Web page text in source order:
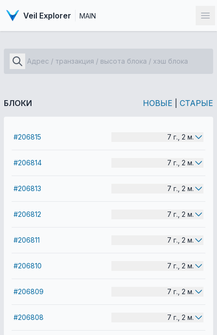
Veil Explorer MAIN
БЛОКИ НОВЫЕ СТАРЫЕ
#206815 7 г., 2 м.
#206814 7 г., 2 м.
#206813 7 г., 2 м.
#206812 7 г., 2 м.
#206811 7 г., 2 м.
#206810 7 г., 2 м.
#206809 7 г., 2 м.
#206808 7 г., 2 м.